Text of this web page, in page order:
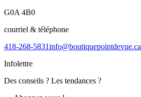
G0A 4B0
courriel & téléphone
418-268-5831info@boutiquepointdevue.ca
Infolettre
Des conseils ? Les tendances ?